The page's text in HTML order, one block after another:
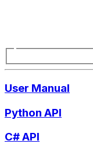
User Manual
Python API
C# API